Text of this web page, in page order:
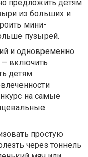
предложить детям
из больших и
мини-
пузырей.
и одновременно
— включить
детям
на самые
простую
через тоннель